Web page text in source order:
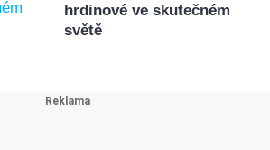
hrdinové ve skutečném
světě